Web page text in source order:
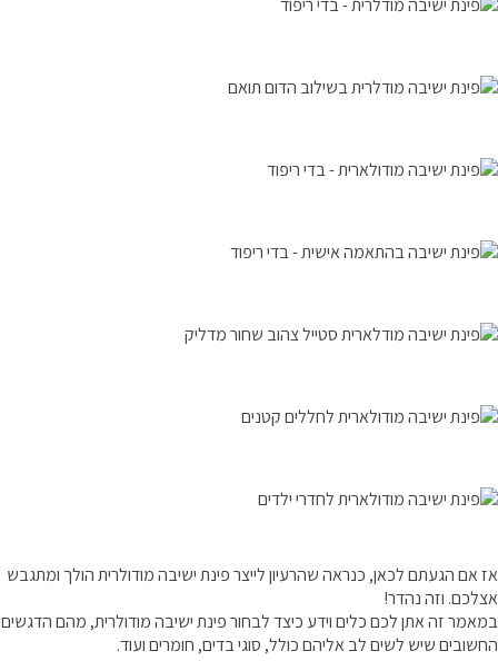
אז אם הגעתם לכאן, כנראה שהרעיון לייצר פינת ישיבה מודולרית הולך ומתגבש
אצלכם. וזה נהדר!
במאמר זה אתן לכם כלים וידע כיצד לבחור פינת ישיבה מודולרית, מהם הדגשים
החשובים שיש לשים לב אליהם כולל, סוגי בדים, חומרים ועוד.